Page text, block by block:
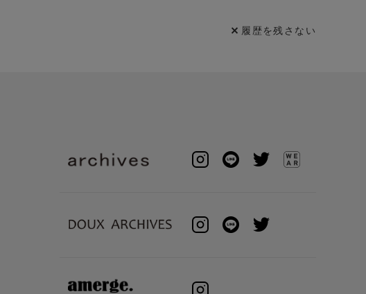
履歴を残さない